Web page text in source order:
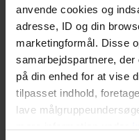
anvende cookies og
adresse, ID og din
marketingformål. Disse
samarbejdspartnere,
på din enhed for at vise
tilpasset indhold,
lave
hele
identitet
jeg endte
andres